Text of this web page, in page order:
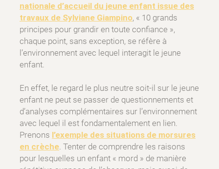
nationale d’accueil du jeune enfant issue des
travaux de Sylviane Giampino, « 10 grands
principes pour grandir en toute confiance »,
chaque point, sans exception, se réfère à
l’environnement avec lequel interagit le jeune
enfant.
En effet, le regard le plus neutre soit-il sur le jeune
enfant ne peut se passer de questionnements et
d’analyses complémentaires sur l’environnement
avec lequel il est fondamentalement en lien.
Prenons l’exemple des situations de morsures
en crèche . Tenter de comprendre les raisons
pour lesquelles un enfant « mord » de manière